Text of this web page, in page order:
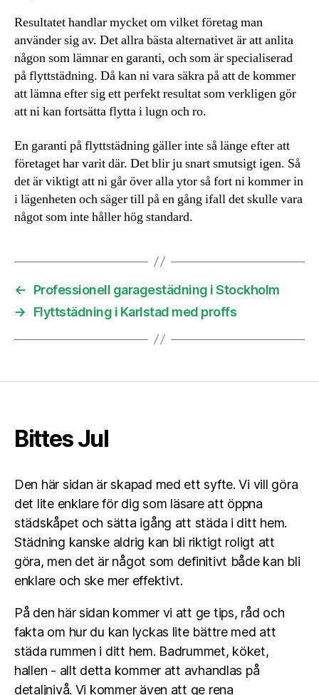
Resultatet handlar mycket om vilket företag man
använder sig av. Det allra bästa alternativet är att anlita
någon som lämnar en garanti, och som är specialiserad
på flyttstädning. Då kan ni vara säkra på att de kommer
att lämna efter sig ett perfekt resultat som verkligen gör
att ni kan fortsätta flytta i lugn och ro.
En garanti på flyttstädning gäller inte så länge efter att
företaget har varit där. Det blir ju snart smutsigt igen. Så
det är viktigt att ni går över alla ytor så fort ni kommer in
i lägenheten och säger till på en gång ifall det skulle vara
något som inte håller hög standard.
←
Professionell garagestädning i Stockholm
→
Flyttstädning i Karlstad med proffs
Bittes Jul
Den här sidan är skapad med ett syfte. Vi vill göra
det lite enklare för dig som läsare att öppna
städskåpet och sätta igång att städa i ditt hem.
Städning kanske aldrig kan bli riktigt roligt att
göra, men det är något som definitivt både kan bli
enklare och ske mer effektivt.
På den här sidan kommer vi att ge tips, råd och
fakta om hur du kan lyckas lite bättre med att
städa rummen i ditt hem. Badrummet, köket,
hallen - allt detta kommer att avhandlas på
detaljnivå. Vi kommer även att ge rena